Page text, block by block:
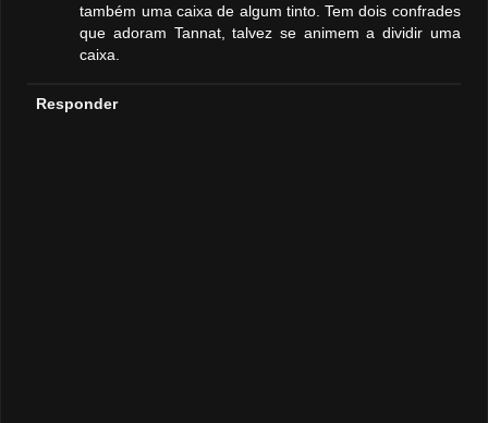
também uma caixa de algum tinto. Tem dois confrades
que adoram Tannat, talvez se animem a dividir uma
caixa.
Responder